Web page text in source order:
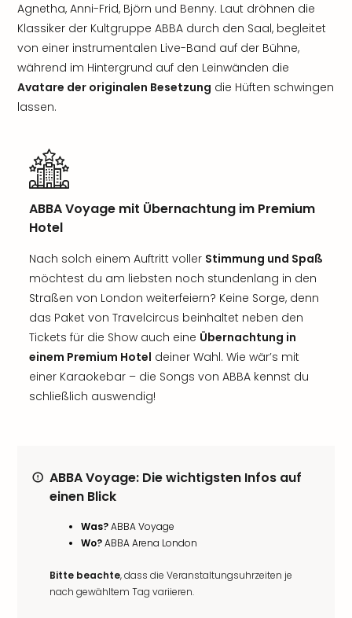
Agnetha, Anni-Frid, Björn und Benny. Laut dröhnen die
Klassiker der Kultgruppe ABBA durch den Saal, begleitet
von einer instrumentalen Live-Band auf der Bühne,
während im Hintergrund auf den Leinwänden die
Avatare der originalen Besetzung die Hüften schwingen
lassen.
ABBA Voyage mit Übernachtung im Premium
Hotel
Nach solch einem Auftritt voller Stimmung und Spaß
möchtest du am liebsten noch stundenlang in den
Straßen von London weiterfeiern? Keine Sorge, denn
das Paket von Travelcircus beinhaltet neben den
Tickets für die Show auch eine Übernachtung in
einem Premium Hotel deiner Wahl. Wie wär’s mit
einer Karaokebar – die Songs von ABBA kennst du
schließlich auswendig!
ABBA Voyage: Die wichtigsten Infos auf
einen Blick
Was?ABBA Voyage
Wo?ABBA Arena London
Bitte beachte, dass die Veranstaltungsuhrzeiten je
nach gewähltem Tag variieren.